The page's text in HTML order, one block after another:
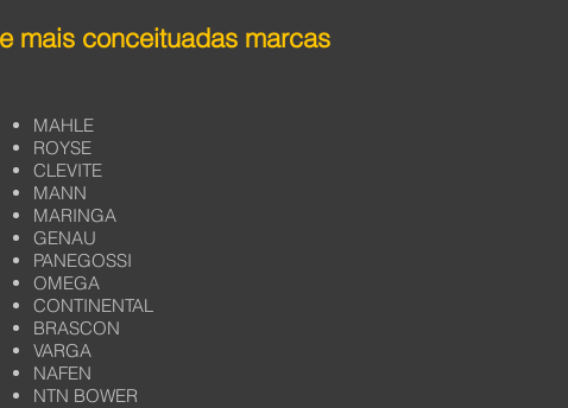
mais conceituadas marcas
MAHLE
ROYSE
CLEVITE
MANN
MARINGA
GENAU
PANEGOSSI
OMEGA
CONTINENTAL
BRASCON
VARGA
NAFEN
NTN BOWER